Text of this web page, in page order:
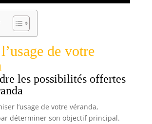
de votre
les possibilités offertes
l’usage de votre véranda,
déterminer son objectif principal.